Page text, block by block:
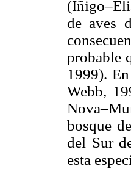
de aves
probable
1999).
Webb,
bosque
del Sur
esta